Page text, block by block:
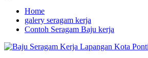
Home
galery seragam kerja
Contoh Seragam Baju kerja